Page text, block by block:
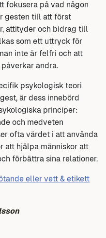
fokusera på vad någon
gesten till att först
attityder och bidrag till
som ett uttryck för
inte är felfri och att
andra.
psykologisk teori
är dess innebörd
principer:
och medveten
ofta värdet i att använda
att hjälpa människor att
förbättra sina relationer.
eller vett & etikett